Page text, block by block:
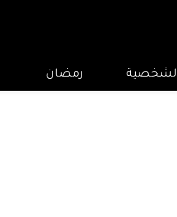
الشخصية رمضان